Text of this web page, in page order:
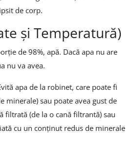
de corp.
și Temperatură)
de 98%, apă. Dacă apa nu are
nu va avea.
apa de la robinet, care poate fi
minerale) sau poate avea gust de
filtrată (de la o cană filtrantă) sau
cu un conținut redus de minerale